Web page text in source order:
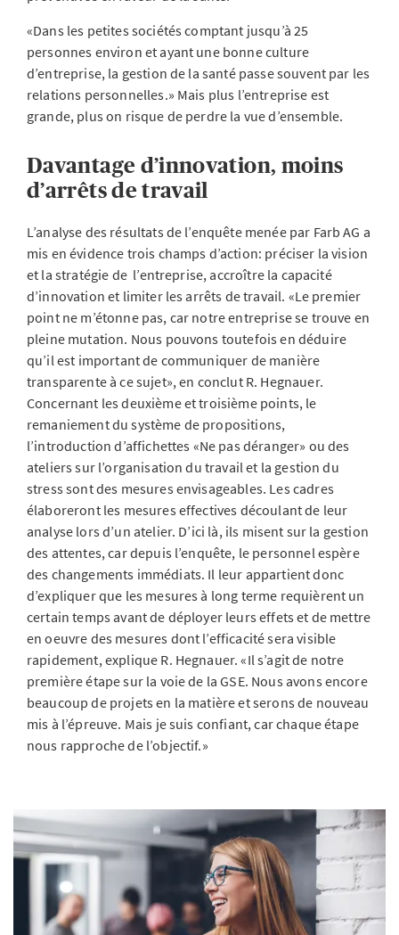
«Dans les petites sociétés comptant jusqu’à 25
personnes environ et ayant une bonne culture
d’entreprise, la gestion de la santé passe souvent par les
relations personnelles.» Mais plus l’entreprise est
grande, plus on risque de perdre la vue d’ensemble.
Davantage d’innovation, moins
d’arrêts de travail
L’analyse des résultats de l’enquête menée par Farb AG a
mis en évidence trois champs d’action: préciser la vision
et la stratégie de l’entreprise, accroître la capacité
d’innovation et limiter les arrêts de travail. «Le premier
point ne m’étonne pas, car notre entreprise se trouve en
pleine mutation. Nous pouvons toutefois en déduire
qu’il est important de communiquer de manière
transparente à ce sujet», en conclut R. Hegnauer.
Concernant les deuxième et troisième points, le
remaniement du système de propositions,
l’introduction d’affichettes «Ne pas déranger» ou des
ateliers sur l’organisation du travail et la gestion du
stress sont des mesures envisageables. Les cadres
élaboreront les mesures effectives découlant de leur
analyse lors d’un atelier. D’ici là, ils misent sur la gestion
des attentes, car depuis l’enquête, le personnel espère
des changements immédiats. Il leur appartient donc
d’expliquer que les mesures à long terme requièrent un
certain temps avant de déployer leurs effets et de mettre
en oeuvre des mesures dont l’efficacité sera visible
rapidement, explique R. Hegnauer. «Il s’agit de notre
première étape sur la voie de la GSE. Nous avons encore
beaucoup de projets en la matière et serons de nouveau
mis à l’épreuve. Mais je suis confiant, car chaque étape
nous rapproche de l’objectif.»